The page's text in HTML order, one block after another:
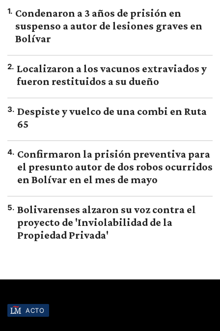
1. Condenaron a 3 años de prisión en
suspenso a autor de lesiones graves en
Bolívar
2. Localizaron a los vacunos extraviados y
fueron restituidos a su dueño
3. Despiste y vuelco de una combi en Ruta
65
4. Confirmaron la prisión preventiva para
el presunto autor de dos robos ocurridos
en Bolívar en el mes de mayo
5. Bolivarenses alzaron su voz contra el
proyecto de 'Inviolabilidad de la
Propiedad Privada'
ACTO